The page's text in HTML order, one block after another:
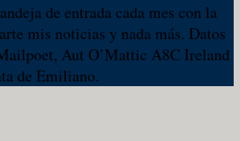
de entrada cada mes con la
mis noticias y nada más. Datos
Aut O’Mattic A8C Ireland
de Emiliano.